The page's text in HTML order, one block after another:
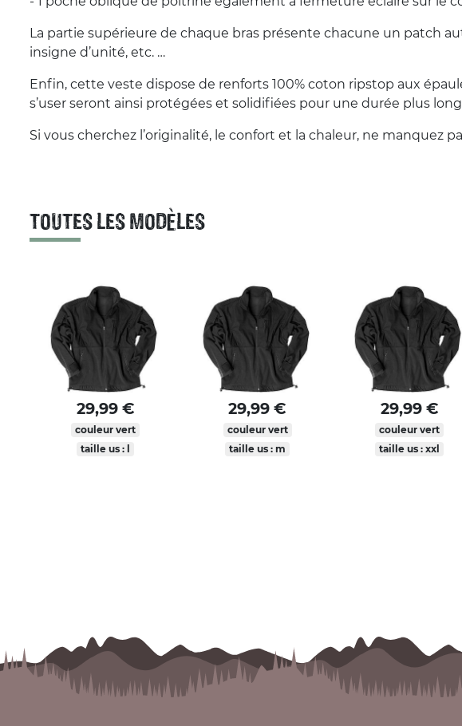
La partie supérieure de chaque bras présente chacune un patch
insigne d’unité, etc. …
Enfin, cette veste dispose de renforts 100% coton ripstop aux
s’user seront ainsi protégées et solidifiées pour une durée plus
Si vous cherchez l’originalité, le confort et la chaleur, ne manquez
TOUTES LES MODÈLES
29,99 €
couleur vert
taille us : l
29,99 €
couleur vert
taille us : m
29,99 €
couleur vert
taille us : xxl